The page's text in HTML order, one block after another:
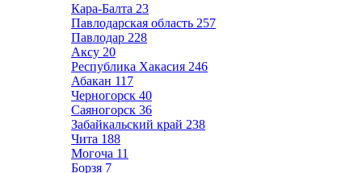
Кара-Балта 23
Павлодарская область 257
Павлодар 228
Аксу 20
Республика Хакасия 246
Абакан 117
Черногорск 40
Саяногорск 36
Забайкальский край 238
Чита 188
Могоча 11
Борзя 7